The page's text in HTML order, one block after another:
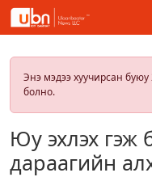
Энэ мэдээ хуучирсан
болно.
Юу эхлэх гэж
дараагийн